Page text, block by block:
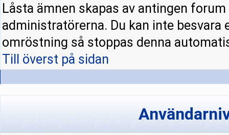
Låsta ämnen skapas av antingen
administratörerna. Du kan inte
omröstning så stoppas denna
Till överst på sidan